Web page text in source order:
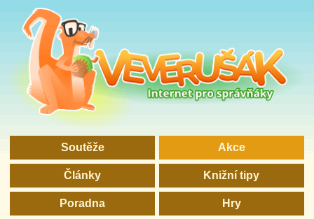
Soutěže Akce
Články Knižní tipy
Poradna Hry